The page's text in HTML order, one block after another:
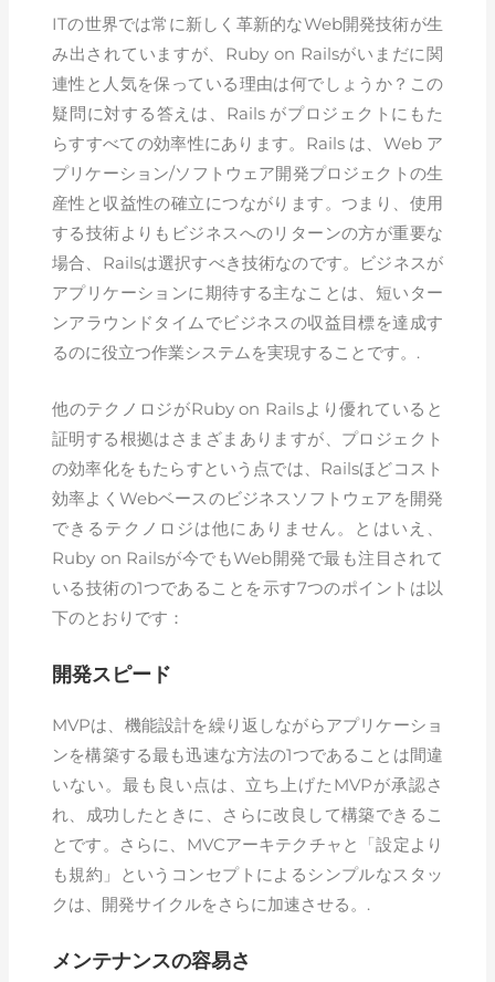
ITの世界では常に新しく革新的なWeb開発技術が生
み出されていますが、Ruby on Railsがいまだに関
連性と人気を保っている理由は何でしょうか？この
疑問に対する答えは、Rails がプロジェクトにもた
らすすべての効率性にあります。Rails は、Web ア
プリケーション/ソフトウェア開発プロジェクトの生
産性と収益性の確立につながります。つまり、使用
する技術よりもビジネスへのリターンの方が重要な
場合、Railsは選択すべき技術なのです。ビジネスが
アプリケーションに期待する主なことは、短いター
ンアラウンドタイムでビジネスの収益目標を達成す
るのに役立つ作業システムを実現することです。.
他のテクノロジがRuby on Railsより優れていると
証明する根拠はさまざまありますが、プロジェクト
の効率化をもたらすという点では、Railsほどコスト
効率よくWebベースのビジネスソフトウェアを開発
できるテクノロジは他にありません。とはいえ、
Ruby on Railsが今でもWeb開発で最も注目されて
いる技術の1つであることを示す7つのポイントは以
下のとおりです：
開発スピード
MVPは、機能設計を繰り返しながらアプリケーショ
ンを構築する最も迅速な方法の1つであることは間違
いない。最も良い点は、立ち上げたMVPが承認さ
れ、成功したときに、さらに改良して構築できるこ
とです。さらに、MVCアーキテクチャと「設定より
も規約」というコンセプトによるシンプルなスタッ
クは、開発サイクルをさらに加速させる。.
メンテナンスの容易さ